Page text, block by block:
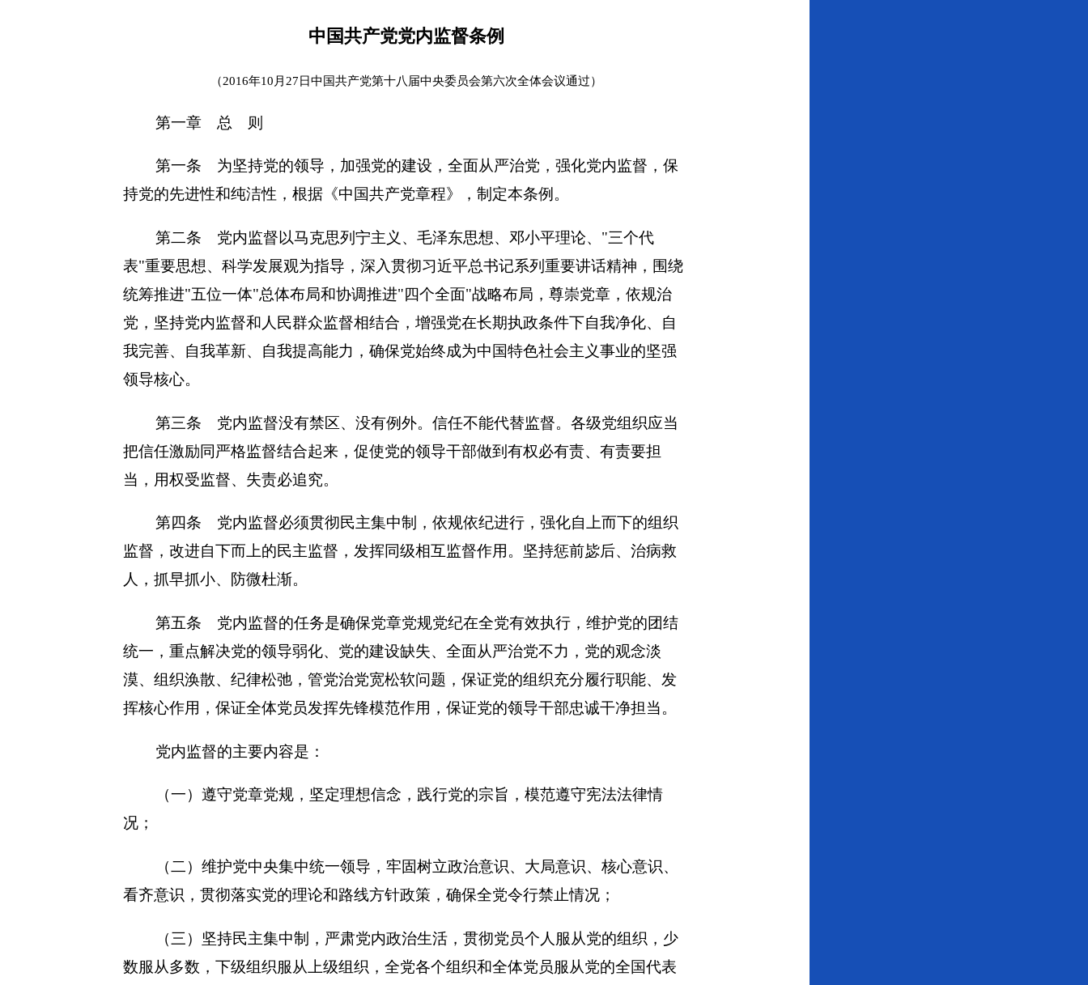
中国共产党党内监督条例
（2016年10月27日中国共产党第十八届中央委员会第六次全体会议通过）
第一章 总 则
第一条 为坚持党的领导，加强党的建设，全面从严治党，强化党内监督，保
持党的先进性和纯洁性，根据《中国共产党章程》，制定本条例。
第二条 党内监督以马克思列宁主义、毛泽东思想、邓小平理论、"三个代
表"重要思想、科学发展观为指导，深入贯彻习近平总书记系列重要讲话精神，围绕
统筹推进"五位一体"总体布局和协调推进"四个全面"战略布局，尊崇党章，依规治
党，坚持党内监督和人民群众监督相结合，增强党在长期执政条件下自我净化、自
我完善、自我革新、自我提高能力，确保党始终成为中国特色社会主义事业的坚强
领导核心。
第三条 党内监督没有禁区、没有例外。信任不能代替监督。各级党组织应当
把信任激励同严格监督结合起来，促使党的领导干部做到有权必有责、有责要担
当，用权受监督、失责必追究。
第四条 党内监督必须贯彻民主集中制，依规依纪进行，强化自上而下的组织
监督，改进自下而上的民主监督，发挥同级相互监督作用。坚持惩前毖后、治病救
人，抓早抓小、防微杜渐。
第五条 党内监督的任务是确保党章党规党纪在全党有效执行，维护党的团结
统一，重点解决党的领导弱化、党的建设缺失、全面从严治党不力，党的观念淡
漠、组织涣散、纪律松弛，管党治党宽松软问题，保证党的组织充分履行职能、发
挥核心作用，保证全体党员发挥先锋模范作用，保证党的领导干部忠诚干净担当。
党内监督的主要内容是：
（一）遵守党章党规，坚定理想信念，践行党的宗旨，模范遵守宪法法律情
况；
（二）维护党中央集中统一领导，牢固树立政治意识、大局意识、核心意识、
看齐意识，贯彻落实党的理论和路线方针政策，确保全党令行禁止情况；
（三）坚持民主集中制，严肃党内政治生活，贯彻党员个人服从党的组织，少
数服从多数，下级组织服从上级组织，全党各个组织和全体党员服从党的全国代表